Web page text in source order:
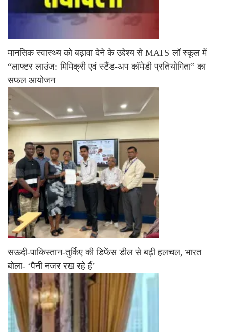
मानसिक स्वास्थ्य को बढ़ावा देने के उद्देश्य से MATS लॉ स्कूल में
“लाफ्टर लाउंज: मिमिक्री एवं स्टैंड-अप कॉमेडी प्रतियोगिता” का
सफल आयोजन
सऊदी-पाकिस्तान-तुर्किए की डिफेंस डील से बढ़ी हलचल, भारत
बोला- ‘पैनी नजर रख रहे हैं’